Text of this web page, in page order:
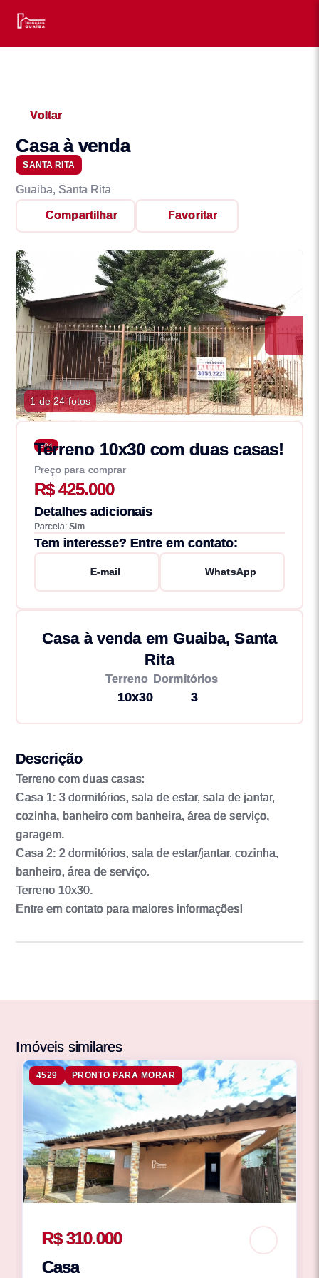
Voltar
Casa à venda
SANTA RITA
Guaiba, Santa Rita
Compartilhar Favoritar
1 de 24 fotos
304
Terreno 10x30 com duas casas!
Preço para comprar
R$ 425.000
Detalhes adicionais
Parcela: Sim
Tem interesse? Entre em contato:
E-mail WhatsApp
Casa à venda em Guaiba, Santa
Rita
Terreno
10x30
Dormitórios
3
Descrição
Terreno com duas casas:
Casa 1: 3 dormitórios, sala de estar, sala de jantar,
cozinha, banheiro com banheira, área de serviço,
garagem.
Casa 2: 2 dormitórios, sala de estar/jantar, cozinha,
banheiro, área de serviço.
Terreno 10x30.
Entre em contato para maiores informações!
Imóveis similares
4529 PRONTO PARA MORAR
R$ 310.000
Casa